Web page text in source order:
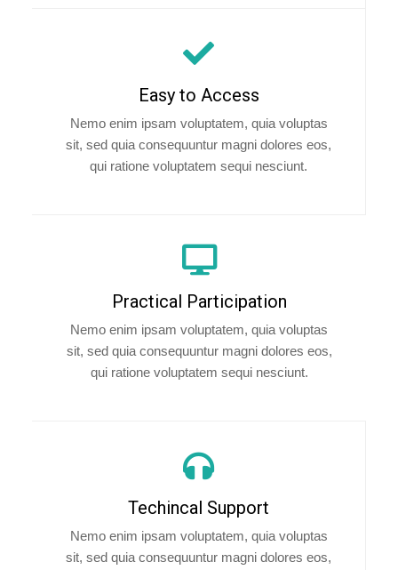
Easy to Access
Nemo enim ipsam voluptatem, quia voluptas
sit, sed quia consequuntur magni dolores eos,
qui ratione voluptatem sequi nesciunt.
Practical Participation
Nemo enim ipsam voluptatem, quia voluptas
sit, sed quia consequuntur magni dolores eos,
qui ratione voluptatem sequi nesciunt.
Techincal Support
Nemo enim ipsam voluptatem, quia voluptas
sit, sed quia consequuntur magni dolores eos,